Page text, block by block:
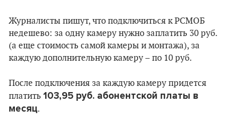
Журналисты пишут, что подключиться к РСМОБ
недешево: за одну камеру нужно заплатить 30 руб.
(а еще стоимость самой камеры и монтажа), за
каждую дополнительную камеру – по 10 руб.
После подключения за каждую камеру придется
платить 103,95 руб. абонентской платы в
месяц.